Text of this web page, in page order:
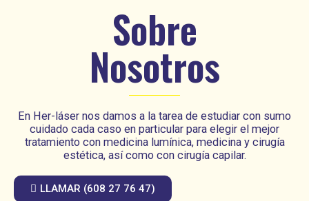
Sobre
Nosotros
En Her-láser nos damos a la tarea de estudiar con sumo
cuidado cada caso en particular para elegir el mejor
tratamiento con medicina lumínica, medicina y cirugía
estética, así como con cirugía capilar.
LLAMAR (608 27 76 47)